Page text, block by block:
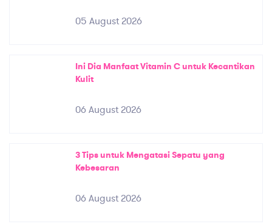
05 August 2026
Ini Dia Manfaat Vitamin C untuk Kecantikan
Kulit
06 August 2026
3 Tips untuk Mengatasi Sepatu yang
Kebesaran
06 August 2026